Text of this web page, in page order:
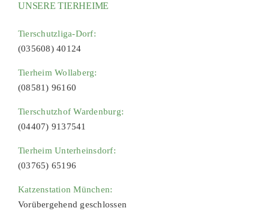
UNSERE TIERHEIME
Tierschutzliga-Dorf:
(035608) 40124
Tierheim Wollaberg:
(08581) 96160
Tierschutzhof Wardenburg:
(04407) 9137541
Tierheim Unterheinsdorf:
(03765) 65196
Katzenstation München:
Vorübergehend geschlossen